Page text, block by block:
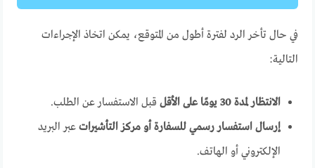
في حال تأخر الرد لفترة أطول من المتوقع، يمكن اتخاذ الإجراءات
التالية:
الانتظار لمدة 30 يومًا على الأقل
قبل الاستفسار عن الطلب.
إرسال استفسار رسمي للسفارة أو مركز التأشيرات عبر البريد
الإلكتروني أو الهاتف.